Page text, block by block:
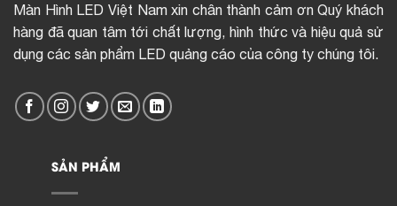
Màn Hình LED Việt Nam xin chân thành cảm ơn Quý khách
hàng đã quan tâm tới chất lượng, hình thức và hiệu quả sử
dụng các sản phẩm LED quảng cáo của công ty chúng tôi.
SẢN PHẨM